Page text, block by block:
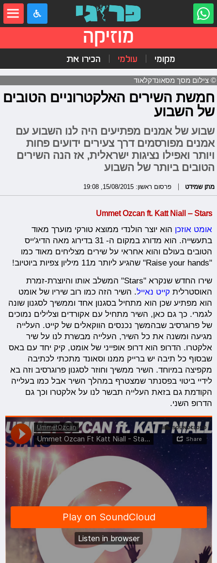
מוזיקה
מקומי עולמי הכירו את
© צילום מסך מסאונדקלאוד
חמשת השירים האלקטרוניים הטובים
של השבוע
שבוע של אמנים מפתיעים היה לנו השבוע עם
אמנים מפורסמים דרך צעירים ידועים פחות
ויותר ואפילו נציגות ישראלית, אז הנה השירים
הטובים ביותר של השבוע
מתן שמידט פרסום ראשון: 15/08/2015, 19:08
Ummet Ozcan ft. Katt Niall – Stars
אומט אוזכן הוא יוצר הולנדי ממוצא טורקי מוערך מאוד
בתעשייה. הוא מדורג במקום ה- 31 בדירוג מאה הדיג'ייס
הטובים בעולם והוא אחראי על שירים מצליחים מאוד כמו
"Raise your hands" שהגיע ליותר מ11 מיליון צפיות ביוטיוב!
שירו החדש שנקרא "Stars" המשלב אותו והיוצרת-זמרת
האוסטרלית קייט נאייל. השיר הזה כמו רוב שיריו של אומט
הוא מפתיע שכן הוא מתחיל בסגנון אחד וממשיך לסגנון שונה
לגמרי. כך גם כאן, השיר מתחיל עם אקורדים וצלילים נמוכים
של פרוגרסיב שבהמשך נכנסים הווקאלים של קייט. העלייה
מגיעה ומשנה את כל השיר, העלייה מבשרת לנו על שיר
אלקטרו. הדרופ הוא דרופ אופייני של אומט, קיק יחד עם באס
שבסוף כל תיבה יש ברייק ממנו וסאונד מתכתי לכתיבה
מקפיצה במיוחד. השיר ממשיך וחוזר לסגנון פרוגרסיב וזה בא
לידיי ביטוי בפסנתר שמצטרף במהלך השיר אבל כמו בעלייה
הקודמת גם בזאת העלייה תבשר לנו על אלקטרו וכך גם
הדרופ השני.